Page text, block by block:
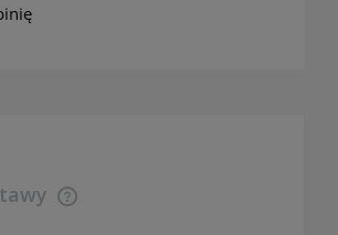
ewentualnych kosztów płatności